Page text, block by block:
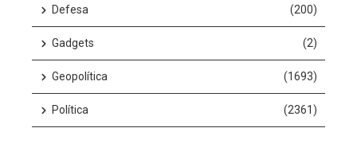
Defesa (200)
Gadgets (2)
Geopolítica (1693)
Política (2361)